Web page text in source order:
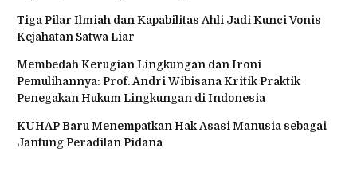
Tiga Pilar Ilmiah dan Kapabilitas Ahli Jadi Kunci Vonis
Kejahatan Satwa Liar
Membedah Kerugian Lingkungan dan Ironi
Pemulihannya: Prof. Andri Wibisana Kritik Praktik
Penegakan Hukum Lingkungan di Indonesia
KUHAP Baru Menempatkan Hak Asasi Manusia sebagai
Jantung Peradilan Pidana